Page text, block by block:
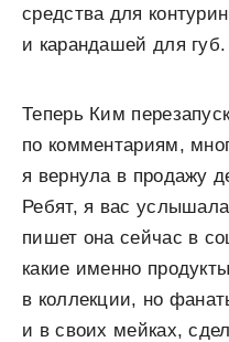
средства для
и карандашей для губ.
Теперь Ким
по комментариям,
я вернула в продажу
Ребят, я вас
пишет она сейчас в
какие именно
в коллекции, но
и в своих мейках,